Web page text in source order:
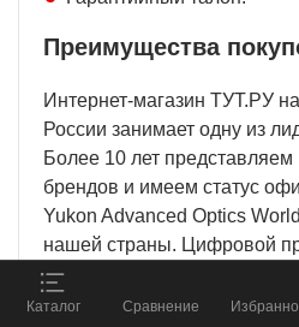
Каталог Сравнение
Преимущества
Интернет-магазин ТУТ.РУ
России занимает одну из
Более 10 лет
брендов и имеем статус
Yukon Advanced Optics
нашей страны. Цифровой
видения Pulsar Digex C50
компании – выгодное
ПОДОБРАТЬ
Данный веб-сайт использует
целях предоставления вам
пользовательского опыта на нашем
Продолжая использовать данный
соглашаетесь с использованием
файлов.